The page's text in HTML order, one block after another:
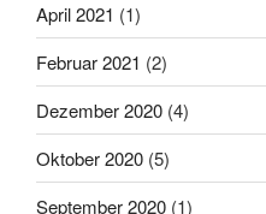
April 2021 (1)
Februar 2021 (2)
Dezember 2020 (4)
Oktober 2020 (5)
September 2020 (1)